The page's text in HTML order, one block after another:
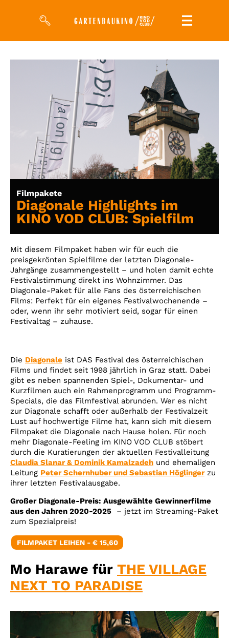
Filme
Magazin
Kuratierungen
Events
So geht’s
Filmpakete
Gutscheine
& Filmpässe
Account
Suche
Filmpakete
Diagonale Highlights im
KINO VOD CLUB: Spielfilm
Mit diesem Filmpaket haben wir für euch die
preisgekrönten Spielfilme der letzten Diagonale-
Jahrgänge zusammengestellt – und holen damit echte
Festivalstimmung direkt ins Wohnzimmer. Das
Diagonale-Paket für alle Fans des österreichischen
Films: Perfekt für ein eigenes Festivalwochenende –
oder, wenn ihr sehr motiviert seid, sogar für einen
Festivaltag – zuhause.
Die Diagonale ist DAS Festival des österreichischen
Films und findet seit 1998 jährlich in Graz statt. Dabei
gibt es neben spannenden Spiel-, Dokumentar- und
Kurzfilmen auch ein Rahmenprogramm und Programm-
Specials, die das Filmfestival abrunden. Wer es nicht
zur Diagonale schafft oder außerhalb der Festivalzeit
Lust auf hochwertige Filme hat, kann sich mit diesem
Filmpaket die Diagonale nach Hause holen. Für noch
mehr Diagonale-Feeling im KINO VOD CLUB stöbert
durch die Kuratierungen der aktuellen Festivalleitung
Claudia Slanar & Dominik Kamalzadeh und ehemaligen
Leitung Peter Schernhuber und Sebastian Höglingerzu
ihrer letzten Festivalausgabe.
Großer Diagonale-Preis: Ausgewählte Gewinnerfilme
aus den Jahren 2020-2025
– jetzt im Streaming-Paket
zum Spezialpreis!
FILMPAKET LEIHEN - € 15,60
Mo Harawe für THE VILLAGE
NEXT TO PARADISE